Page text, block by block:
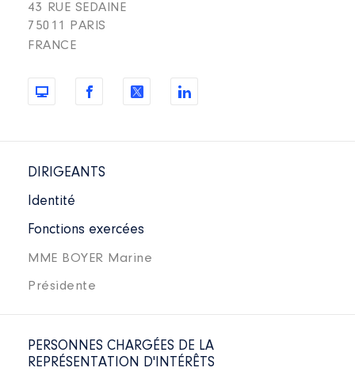
43 RUE SEDAINE
75011 PARIS
FRANCE
DIRIGEANTS
Identité
Fonctions exercées
MME BOYER Marine
Présidente
PERSONNES CHARGÉES DE LA
REPRÉSENTATION D'INTÉRÊTS